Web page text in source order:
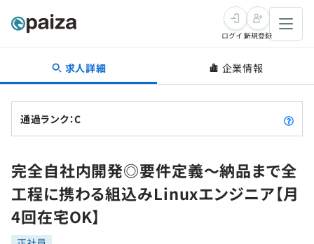
転職・キャリア
転職成功ガイド
転職エージェント
インタビュー
転職成功ガイド
新卒就活
求人検索
本選考
インターン
学習
問題集
プログラミング言語
ゲーム・マンガ
ログイン新規登録
求人詳細 企業情報
通過ランク：C
完全自社内開発◎要件定義〜納品まで全
工程に携わる組込みLinuxエンジニア【月
4回在宅OK】